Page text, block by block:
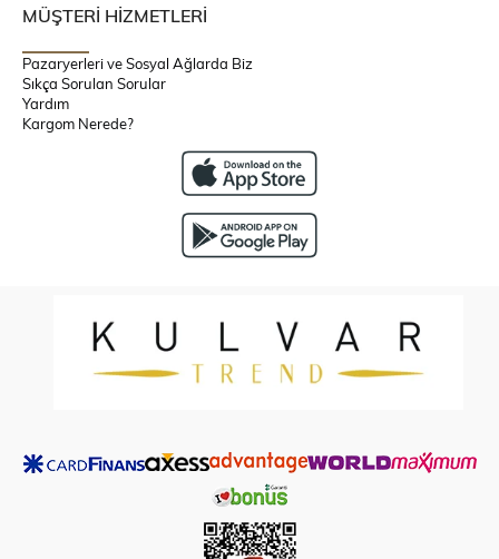
MÜŞTERİ HİZMETLERİ
Pazaryerleri ve Sosyal Ağlarda Biz
Sıkça Sorulan Sorular
Yardım
Kargom Nerede?